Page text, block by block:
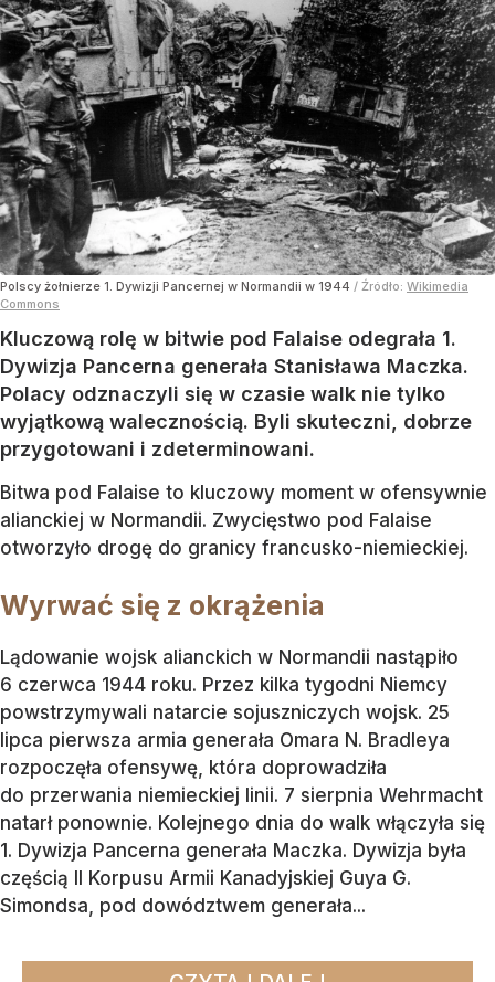
Polscy żołnierze 1. Dywizji Pancernej w Normandii w 1944 / Źródło: Wikimedia
Commons
Kluczową rolę w bitwie pod Falaise odegrała 1.
Dywizja Pancerna generała Stanisława Maczka.
Polacy odznaczyli się w czasie walk nie tylko
wyjątkową walecznością. Byli skuteczni, dobrze
przygotowani i zdeterminowani.
Bitwa pod Falaise to kluczowy moment w ofensywnie
alianckiej w Normandii. Zwycięstwo pod Falaise
otworzyło drogę do granicy francusko-niemieckiej.
Wyrwać się z okrążenia
Lądowanie wojsk alianckich w Normandii nastąpiło
6 czerwca 1944 roku. Przez kilka tygodni Niemcy
powstrzymywali natarcie sojuszniczych wojsk. 25
lipca pierwsza armia generała Omara N. Bradleya
rozpoczęła ofensywę, która doprowadziła
do przerwania niemieckiej linii. 7 sierpnia Wehrmacht
natarł ponownie. Kolejnego dnia do walk włączyła się
1. Dywizja Pancerna generała Maczka. Dywizja była
częścią II Korpusu Armii Kanadyjskiej Guya G.
Simondsa, pod dowództwem generała...